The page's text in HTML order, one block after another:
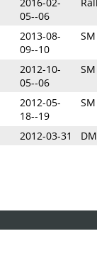
05--06
2013-08-
09--10
SM
2012-10-
05--06
SM
2012-05-
18--19
SM
2012-03-31 DM